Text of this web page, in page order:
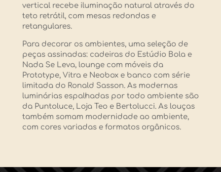
vertical recebe iluminação natural através do
teto retrátil, com mesas redondas e
retangulares.
Para decorar os ambientes, uma seleção de
peças assinadas: cadeiras do Estúdio Bola e
Nada Se Leva, lounge com móveis da
Prototype, Vitra e Neobox e banco com série
limitada do Ronald Sasson. As modernas
luminárias espalhadas por todo ambiente são
da Puntoluce, Loja Teo e Bertolucci. As louças
também somam modernidade ao ambiente,
com cores variadas e formatos orgânicos. ­­